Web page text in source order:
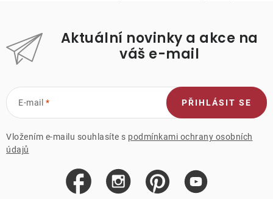
Aktuální novinky a akce na
váš e-mail
E-mail
Vložením e-mailu souhlasíte s podmínkami ochrany osobních
údajů
PŘIHLÁSIT SE